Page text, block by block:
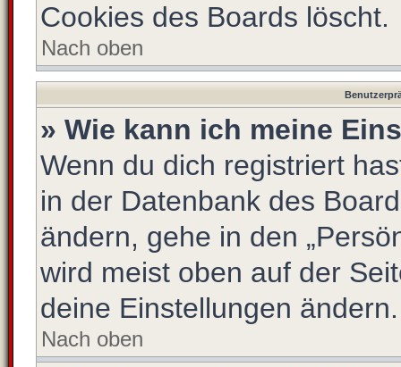
Cookies des Boards löscht.
Nach oben
» Wie kann ich meine
Wenn du dich registriert
in der Datenbank des
ändern, gehe in den
wird meist oben auf der
deine Einstellungen ändern.
Nach oben